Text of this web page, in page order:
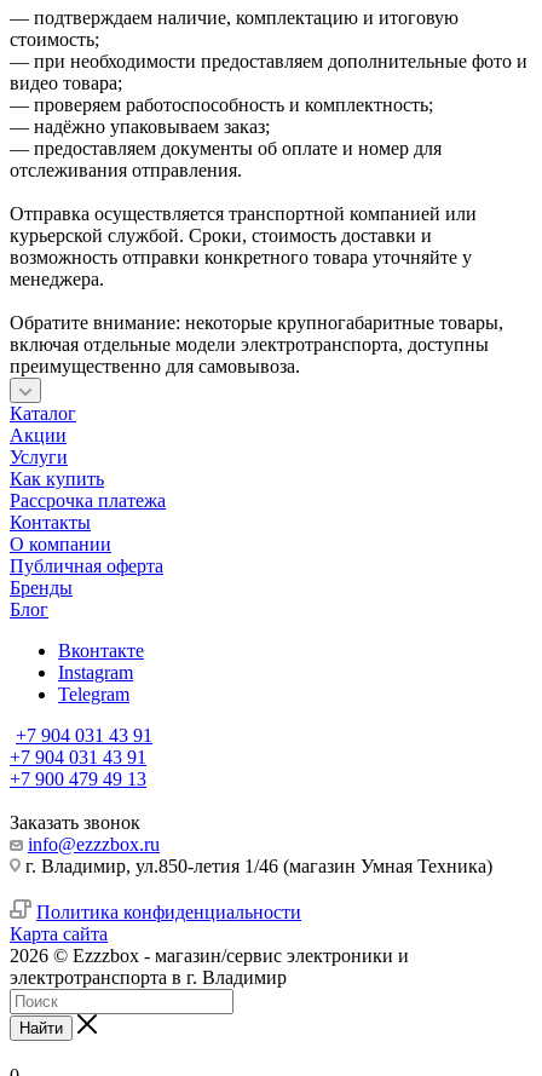
— подтверждаем наличие, комплектацию и итоговую
стоимость;
— при необходимости предоставляем дополнительные фото и
видео товара;
— проверяем работоспособность и комплектность;
— надёжно упаковываем заказ;
— предоставляем документы об оплате и номер для
отслеживания отправления.
Отправка осуществляется транспортной компанией или
курьерской службой. Сроки, стоимость доставки и
возможность отправки конкретного товара уточняйте у
менеджера.
Обратите внимание: некоторые крупногабаритные товары,
включая отдельные модели электротранспорта, доступны
преимущественно для самовывоза.
Каталог
Акции
Услуги
Как купить
Рассрочка платежа
Контакты
О компании
Публичная оферта
Бренды
Блог
Вконтакте
Instagram
Telegram
+7 904 031 43 91
+7 904 031 43 91
+7 900 479 49 13
Заказать звонок
info@ezzzbox.ru
г. Владимир, ул.850-летия 1/46 (магазин Умная Техника)
Политика конфиденциальности
Карта сайта
2026 © Ezzzbox - магазин/сервис электроники и
электротранспорта в г. Владимир
Найти